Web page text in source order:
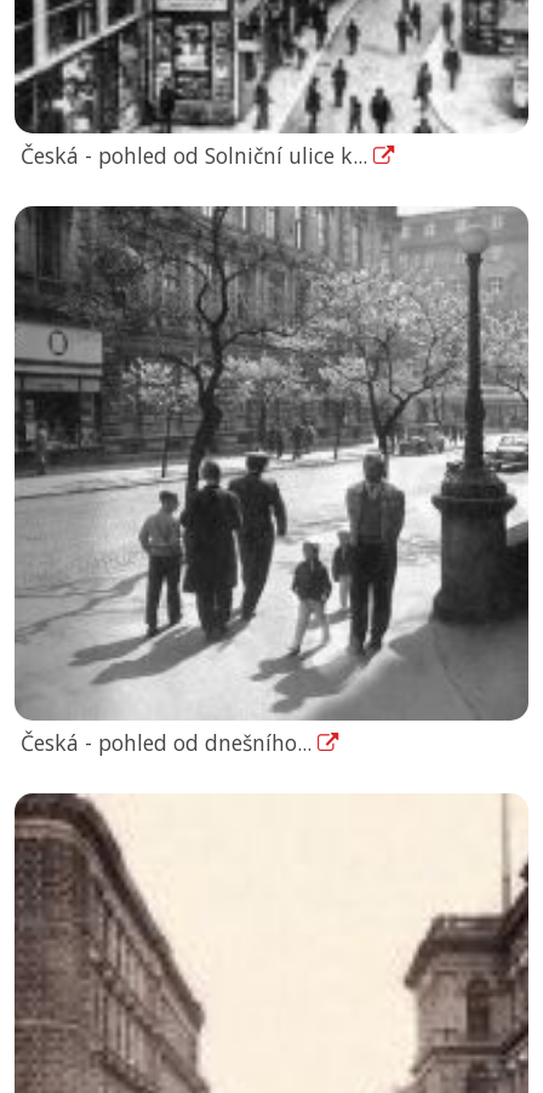
Česká - pohled od Solniční ulice k...
Česká - pohled od dnešního...